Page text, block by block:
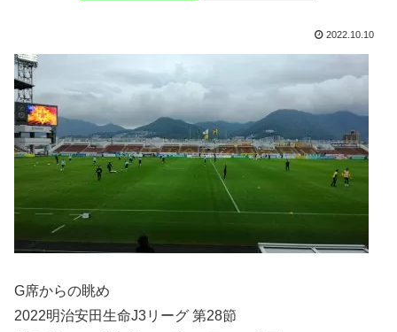
2022.10.10
G席からの眺め
2022明治安田生命J3リーグ 第28節